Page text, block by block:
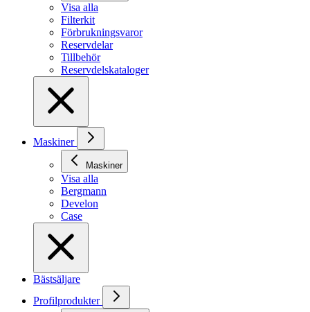
Visa alla
Filterkit
Förbrukningsvaror
Reservdelar
Tillbehör
Reservdelskataloger
Maskiner
Maskiner
Visa alla
Bergmann
Develon
Case
Bästsäljare
Profilprodukter